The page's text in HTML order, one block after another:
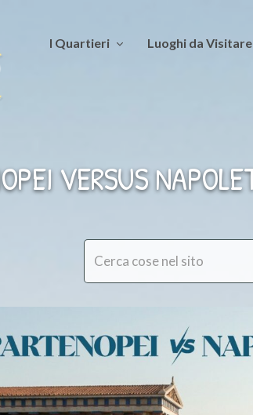
I Quartieri Luoghi da Visitare
VERSUS